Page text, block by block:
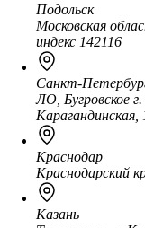
Подольск
Московская
индекс 142116
Санкт-
ЛО, Бугровское
Краснодар
Краснодарский
Казань